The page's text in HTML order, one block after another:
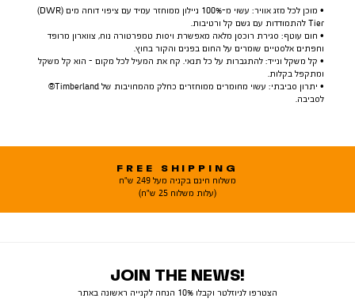
• מוכן לכל מזג אוויר: עשוי מ-100% ניילון ממוחזר עמיד עם ציפוי דוחה מים (DWR)
Tier להתמודדות עם גשם קל ורטיבות.
• חום עוטף: סגירת רוכסן מלאה מאפשרת ויסות טמפרטורה נוח, צווארון מרופד
וחפתים אלסטיים שומרים על החום בפנים והקור בחוץ.
• קל משקל ונייד: להתגברות על כל תנאי. קח את המעיל לכל מקום - הוא קל משקל
ומתקפל בקלות.
• יתרון סביבתי: עשוי מחומרים ממוחזרים כחלק מהמחויבות של Timberland®
לסביבה.
FREE SHIPPING
משלוח חינם בקניה מעל 249 ש"ח
(עלות משלוח 25 ש"ח)
JOIN THE NEWS!
הצטרפו לניוזלטר וקבלו 10% הנחה לקנייה ראשונה באתר